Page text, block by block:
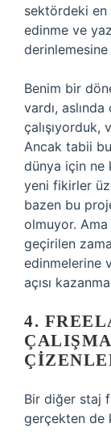
sektördeki en
edinme ve
derinlemesine
Benim bir
vardı,
çalışıyorduk,
Ancak tabii
dünya için ne
yeni fikirler
bazen bu
olmuyor.
geçirilen
edinmelerine
açısı
4.
Bir diğer staj
gerçekten de